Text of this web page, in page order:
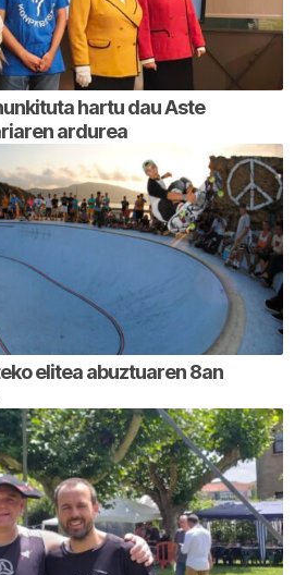
hartu dau Aste
ardurea
elitea abuztuaren 8an